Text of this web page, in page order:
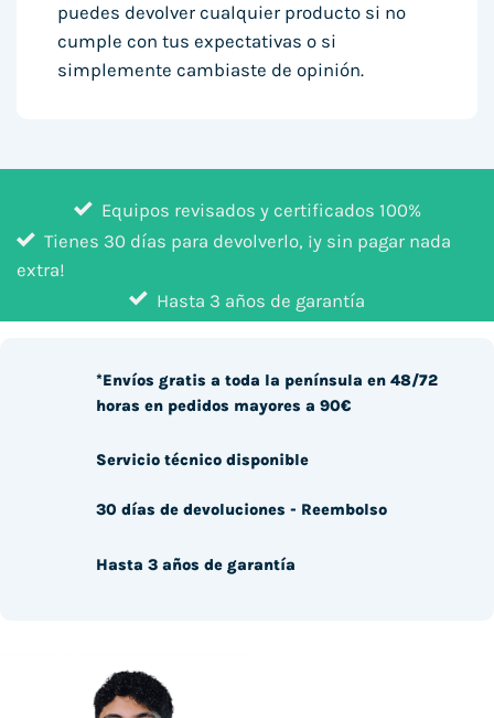
puedes devolver cualquier producto si no
cumple con tus expectativas o si
simplemente cambiaste de opinión.
Equipos revisados y certificados 100%
Tienes 30 días para devolverlo, ¡y sin pagar nada
extra!
Hasta 3 años de garantía
*Envíos gratis a toda la península en 48/72
horas en pedidos mayores a 90€
Servicio técnico disponible
30 días de devoluciones - Reembolso
Hasta 3 años de garantía